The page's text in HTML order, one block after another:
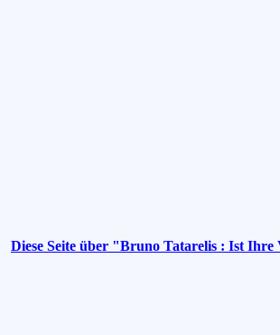
Diese Seite über "Bruno Tatarelis : Ist